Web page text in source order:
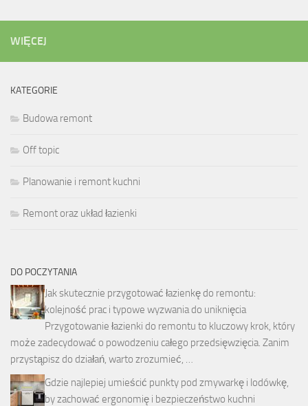
WIĘCEJ
KATEGORIE
Budowa remont
Off topic
Planowanie i remont kuchni
Remont oraz układ łazienki
DO POCZYTANIA
Jak skutecznie przygotować łazienkę do remontu:
kolejność prac i typowe wyzwania do uniknięcia
Przygotowanie łazienki do remontu to kluczowy krok, który
może zadecydować o powodzeniu całego przedsięwzięcia. Zanim
przystąpisz do działań, warto zrozumieć, …
Gdzie najlepiej umieścić punkty pod zmywarkę i lodówkę,
by zachować ergonomię i bezpieczeństwo kuchni